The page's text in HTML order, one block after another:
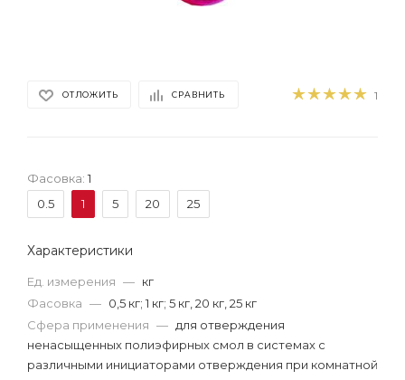
ОТЛОЖИТЬ СРАВНИТЬ 1
Фасовка: 1
0.5
1 5 20 25
Характеристики
Ед. измерения — кг
Фасовка — 0,5 кг; 1 кг; 5 кг, 20 кг, 25 кг
Сфера применения — для отверждения
ненасыщенных полиэфирных смол в системах с
различными инициаторами отверждения при комнатной